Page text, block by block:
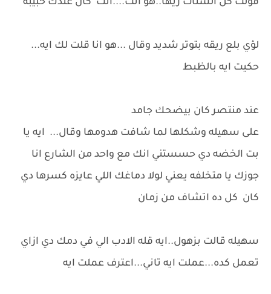
قولت كل الستات زيها..هو انت....انت كان عندك حبيبه
لؤي بلع ريقه بتوتر شديد وقال ...هو انا قلت لك ايه...
حكيت ايه بالظبط
عند منتصر كان بيضحك جامد
على سهيله وشكلها لما شافت هدومها وقال... ايه يا
بت الخضه دي حسستني انك مع واحد من الشارع انا
جوزك يا متخلفه يعني لولا دماغك اللي عايزه كسرها دي
كان كل ده اتشاف من زمان
سهيله قالت بزهول..ايه قله الادب الي في دمك دي ازاي
تعمل كده...عملت ايه تاني...اعترف عملت ايه